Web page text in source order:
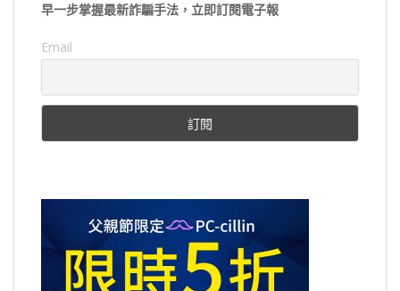
早一步掌握最新詐騙手法，立即訂閱電子報
Email